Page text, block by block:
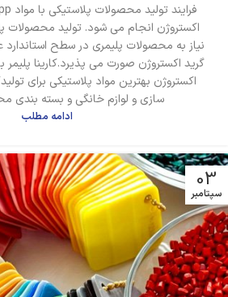
اکستروژن انجام می شود. تولید محصولات
نیاز به محصولات پلیمری در سطح استاندارد
گرید اکستروژن صورت می پذیرد.کارینا پلیمر
اکستروژن بهترین مواد پلاستیکی برای
سازی و لوازم خانگی و بسته بندی
ادامه مطلب
03
سپتامبر